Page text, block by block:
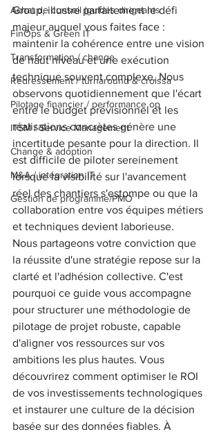
Achat de conseil (guides dirigeants
FinOps & Green IT
Transformation / change
Redressement / turnaround & croissa
Pilotage financier / performance op
ITSM / Service Management
Change & adoption
M&A / intégration IT
Gestion de programme/PMO
Group, illustre parfaitement le défi
majeur auquel vous faites face :
maintenir la cohérence entre une vision
de haut niveau et une exécution
technique souvent complexe. Nous
observons quotidiennement que l'écart
entre le budget prévisionnel et les
réalisations concrètes génère une
incertitude pesante pour la direction. Il
est difficile de piloter sereinement
lorsque la visibilité sur l'avancement
réel des chantiers s'estompe ou que la
collaboration entre vos équipes métiers
et techniques devient laborieuse.
Nous partageons votre conviction que
la réussite d'une stratégie repose sur la
clarté et l'adhésion collective. C'est
pourquoi ce guide vous accompagne
pour structurer une méthodologie de
pilotage de projet robuste, capable
d'aligner vos ressources sur vos
ambitions les plus hautes. Vous
découvrirez comment optimiser le ROI
de vos investissements technologiques
et instaurer une culture de la décision
basée sur des données fiables. À